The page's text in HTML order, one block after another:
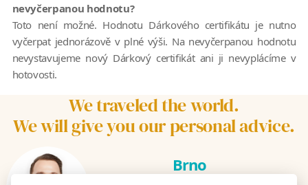
nevyčerpanou hodnotu?
Toto není možné. Hodnotu Dárkového certifikátu je nutno
vyčerpat jednorázově v plné výši. Na nevyčerpanou hodnotu
nevystavujeme nový Dárkový certifikát ani ji nevyplácíme v
hotovosti.
We traveled the world.
We will give you our personal advice.
Brno